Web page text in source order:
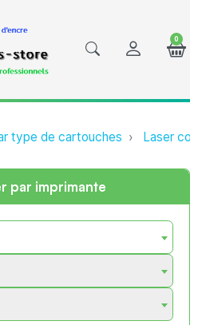
0
type de cartouches Laser
par imprimante